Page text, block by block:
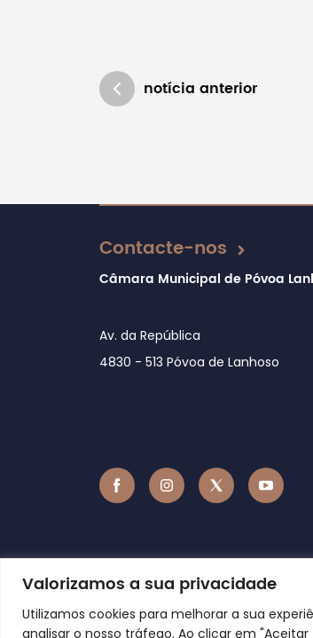
Valorizamos a sua privacidade
Utilizamos cookies para melhorar a sua
analisar o nosso tráfego. Ao clicar em
notícia anterior
Atualizado em 29/03/2019
Contacte-nos
Câmara Municipal de Póvoa
Av. da República
4830 - 513 Póvoa de Lanhoso